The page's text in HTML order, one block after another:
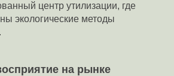
центр утилизации, где
экологические методы
на рынке